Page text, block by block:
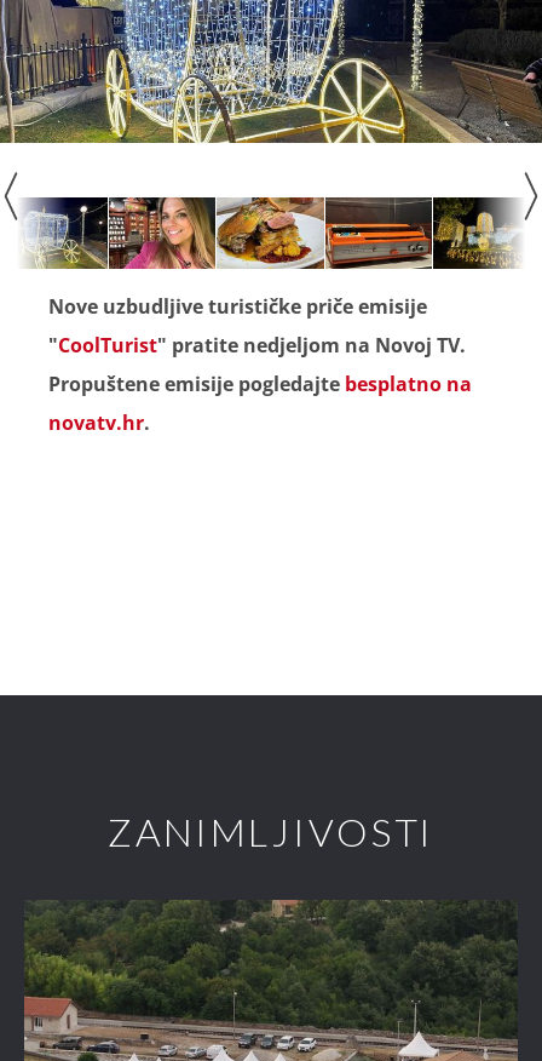
Nove uzbudljive turističke priče emisije
"CoolTurist" pratite nedjeljom na Novoj TV.
Propuštene emisije pogledajte besplatno na
novatv.hr.
ZANIMLJIVOSTI